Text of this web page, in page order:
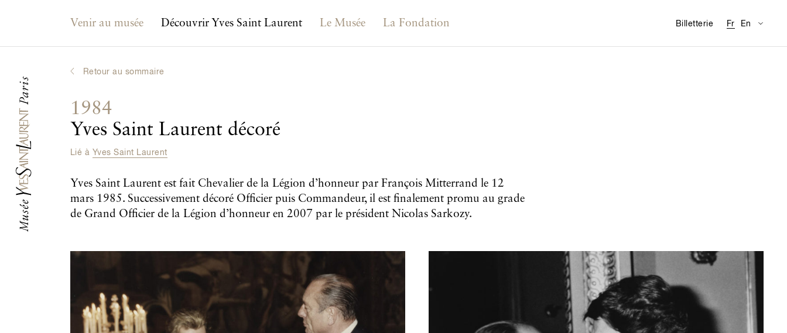
Fr En
Venir au musée Découvrir Yves Saint Laurent Le Musée La Fondation Billetterie
Retour au sommaire
1984
Yves Saint Laurent décoré
Lié à Yves Saint Laurent
Yves Saint Laurent est fait Chevalier de la Légion d’honneur par François Mitterrand le 12
mars 1985. Successivement décoré Officier puis Commandeur, il est finalement promu au grade
de Grand Officier de la Légion d’honneur en 2007 par le président Nicolas Sarkozy.